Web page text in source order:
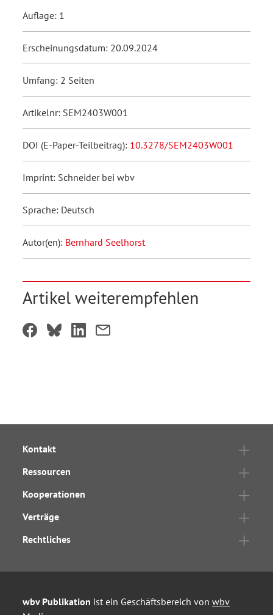
Auflage: 1
Erscheinungsdatum: 20.09.2024
Umfang: 2 Seiten
Artikelnr: SEM2403W001
DOI (E-Paper-Teilbeitrag): 10.3278/SEM2403W001
Imprint: Schneider bei wbv
Sprache: Deutsch
Autor(en): Bernhard Seelhorst
Artikel weiterempfehlen
Kontakt
Ressourcen
Kooperationen
Verträge
Rechtliches
wbv Publikation ist ein Geschäftsbereich von wbv